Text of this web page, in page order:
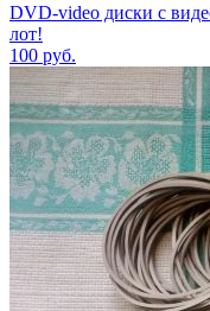
DVD-video диски с
лот!
100 руб.